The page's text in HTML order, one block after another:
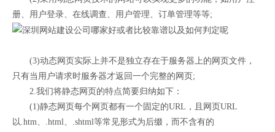
册、用户登录、在线调查、用户管理、订单管理等等;
(3)动态网页实际上并不是独立存在于服务器上的网页文件，
只有当用户请求时服务器才返回一个完整的网页;
2.我们将静态网页的特点简要归纳如下：
(1)静态网页每个网页都有一个固定的URL，且网页URL
以.htm、.html、.shtml等常见形式为后缀，而不含有的